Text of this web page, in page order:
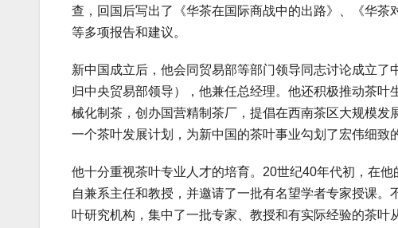
查，回国后写出了《华茶在国际商战中的出路》、《华茶
等多项报告和建议。
新中国成立后，他会同贸易部等部门领导同志讨论成立
归中央贸易部领导），他兼任总经理。他还积极推动茶
械化制茶，创办国营精制茶厂，提倡在西南茶区大规模
一个茶叶发展计划，为新中国的茶叶事业勾划了宏伟细致
他十分重视茶叶专业人才的培育。20世纪40年代初，在
自兼系主任和教授，并邀请了一批有名望学者专家授课
叶研究机构，集中了一批专家、教授和有实际经验的茶叶